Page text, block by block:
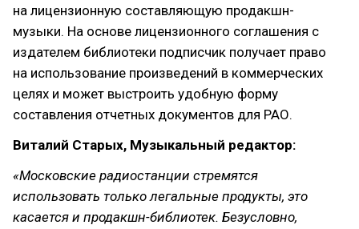
на лицензионную составляющую продакшн-
музыки. На основе лицензионного соглашения с
издателем библиотеки подписчик получает право
на использование произведений в коммерческих
целях и может выстроить удобную форму
составления отчетных документов для РАО.
Виталий Старых, Музыкальный редактор:
«Московские радиостанции стремятся
использовать только легальные продукты, это
касается и продакшн-библиотек. Безусловно,